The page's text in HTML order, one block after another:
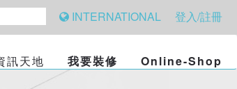
INTERNATIONAL 登入/註冊
訊天地 我要裝修 Online-Shop